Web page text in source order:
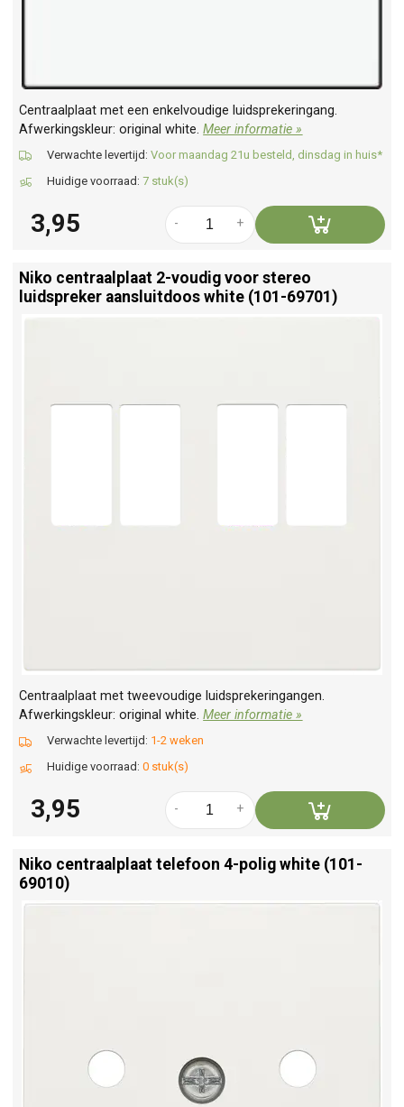
Centraalplaat met een enkelvoudige luidsprekeringang.
Afwerkingskleur: original white.Meer informatie »
Verwachte levertijd: Voor maandag 21u besteld, dinsdag in huis*
Huidige voorraad: 7 stuk(s)
3,95 +
-
Niko centraalplaat 2-voudig voor stereo
luidspreker aansluitdoos white (101-69701)
Centraalplaat met tweevoudige luidsprekeringangen.
Afwerkingskleur: original white.Meer informatie »
Verwachte levertijd: 1-2 weken
Huidige voorraad: 0 stuk(s)
3,95 +
-
Niko centraalplaat telefoon 4-polig white (101-
69010)